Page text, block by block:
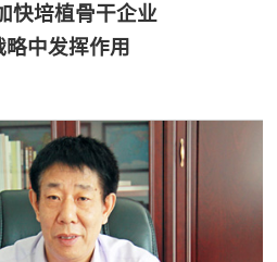
快培植骨干企业
中发挥作用